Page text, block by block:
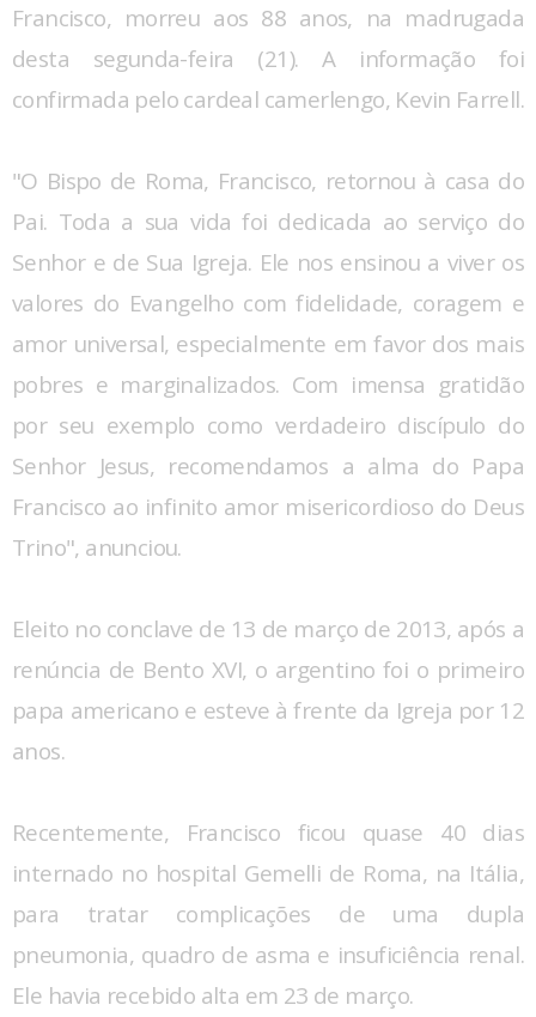
Francisco, morreu aos 88 anos, na madrugada
desta segunda-feira (21). A informação foi
confirmada pelo cardeal camerlengo, Kevin Farrell.
"O Bispo de Roma, Francisco, retornou à casa do
Pai. Toda a sua vida foi dedicada ao serviço do
Senhor e de Sua Igreja. Ele nos ensinou a viver os
valores do Evangelho com fidelidade, coragem e
amor universal, especialmente em favor dos mais
pobres e marginalizados. Com imensa gratidão
por seu exemplo como verdadeiro discípulo do
Senhor Jesus, recomendamos a alma do Papa
Francisco ao infinito amor misericordioso do Deus
Trino", anunciou.
Eleito no conclave de 13 de março de 2013, após a
renúncia de Bento XVI, o argentino foi o primeiro
papa americano e esteve à frente da Igreja por 12
anos.
Recentemente, Francisco ficou quase 40 dias
internado no hospital Gemelli de Roma, na Itália,
para tratar complicações de uma dupla
pneumonia, quadro de asma e insuficiência renal.
Ele havia recebido alta em 23 de março.